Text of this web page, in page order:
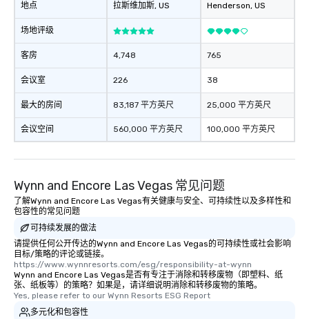
地点
场地评级
客房
会议室
最大的房间
会议空间
拉斯维加斯, US
4,748
226
83,187 平方英尺
560,000 平方英尺
Henderson, US
765
38
25,000 平方英尺
100,000 平方英尺
Wynn and Encore Las Vegas 常见问题
了解Wynn and Encore Las Vegas有关健康与安全、可持续性以及多样性和
包容性的常见问题
可持续发展的做法
请提供任何公开传达的Wynn and Encore Las Vegas的可持续性或社会影响
目标/策略的评论或链接。
https://www.wynnresorts.com/esg/responsibility-at-wynn
Wynn and Encore Las Vegas是否有专注于消除和转移废物（即塑料、纸
张、纸板等）的策略？如果是，请详细说明消除和转移废物的策略。
Yes, please refer to our Wynn Resorts ESG Report
多元化和包容性